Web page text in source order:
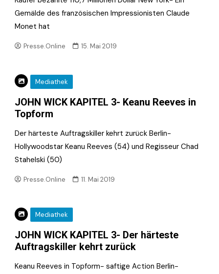
Gemälde des französischen Impressionisten Claude
Monet hat
Presse.Online 15. Mai 2019
Mediathek
JOHN WICK KAPITEL 3- Keanu Reeves in
Topform
Der härteste Auftragskiller kehrt zurück Berlin-
Hollywoodstar Keanu Reeves (54) und Regisseur Chad
Stahelski (50)
Presse.Online 11. Mai 2019
Mediathek
JOHN WICK KAPITEL 3- Der härteste
Auftragskiller kehrt zurück
Keanu Reeves in Topform- saftige Action Berlin-